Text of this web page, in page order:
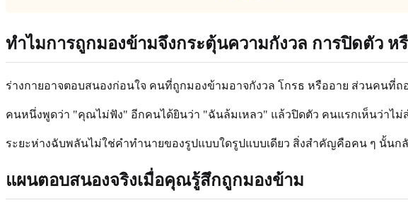
ทำไมการถูกมองข้ามจึงกระตุ้นความกังวล การปิดตัว ห
ร่างกายอาจตอบสนองก่อนใจ คนที่ถูกมองข้ามอาจกังวล โกรธ หรืออาย ส่วนคนที่
คนหนึ่งพูดว่า "คุณไม่ฟัง" อีกคนได้ยินว่า "ฉันล้มเหลว" แล้วปิดตัว คนแรกเห็นว่าไ
ระยะห่างฉับพลันไม่ใช่คำทำนายของรูปแบบใดรูปแบบเดียว สิ่งสำคัญคือคน ๆ นั้น
แผนตอบสนองจริงเมื่อคุณรู้สึกถูกมองข้าม